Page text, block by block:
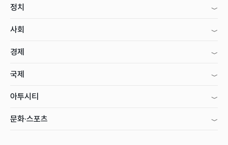
정치
사회
경제
국제
아투시티
문화·스포츠